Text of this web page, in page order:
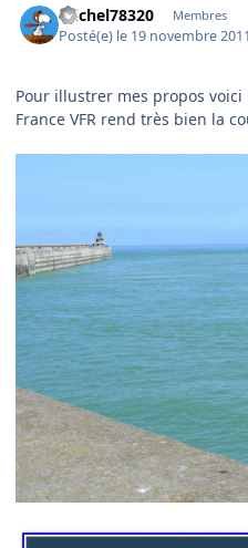
michel78320 Membres
Posté(e) le 19 novembre 2011
Pour illustrer mes propos
France VFR rend très bien la